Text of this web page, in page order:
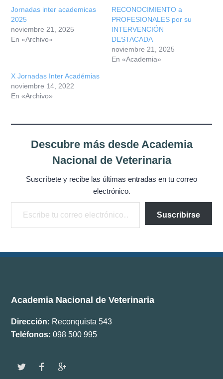
Comisiones
Relaciones
Fotos
Publicaciones
Documentos
Boletín ANV
Premios
Jornadas inter academicas
2025
noviembre 21, 2025
En «Archivo»
RECONOCIMIENTO a
PROFESIONALES por su
INTERVENCIÓN
DESTACADA
noviembre 21, 2025
En «Academia»
X Jornadas Inter Académias
noviembre 14, 2022
En «Archivo»
Descubre más desde Academia
Nacional de Veterinaria
Suscríbete y recibe las últimas entradas en tu correo
electrónico.
Escribe tu correo electrónico…
Suscribirse
Academia Nacional de Veterinaria
Dirección: Reconquista 543
Teléfonos: 098 500 995
w f g